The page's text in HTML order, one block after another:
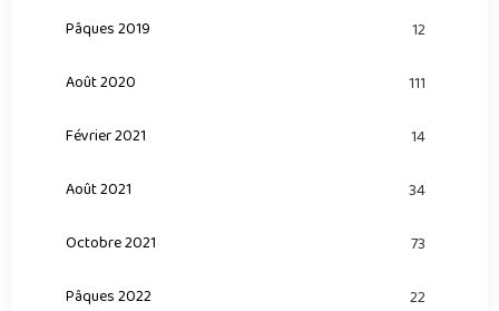
Pâques 2019 12
Août 2020 111
Février 2021 14
Août 2021 34
Octobre 2021 73
Pâques 2022 22